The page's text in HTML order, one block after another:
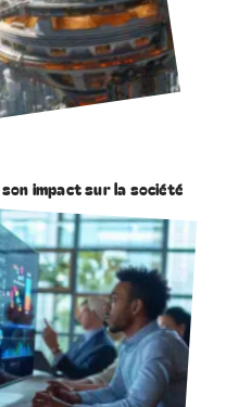
impact sur la société